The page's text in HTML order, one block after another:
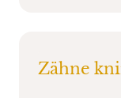
Zähne